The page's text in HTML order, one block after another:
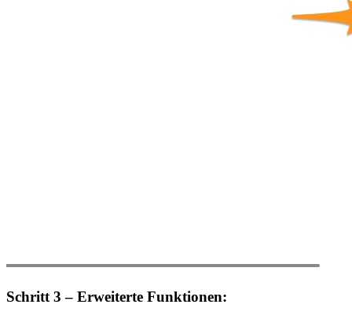
Schritt 3 – Erweiterte Funktionen: